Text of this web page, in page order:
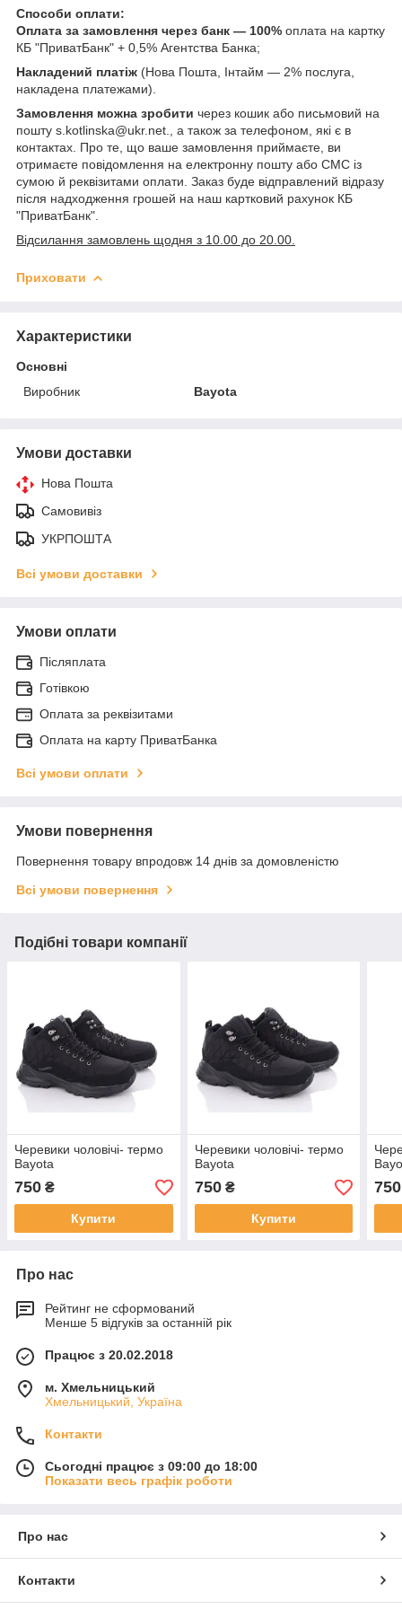
Способи оплати:
Оплата за замовлення через банк — 100% оплата на картку
КБ "ПриватБанк" + 0,5% Агентства Банка;
Накладений платіж (Нова Пошта, Інтайм — 2% послуга,
накладена платежами).
Замовлення можна зробити через кошик або письмовий на
пошту s.kotlinska@ukr.net., а також за телефоном, які є в
контактах. Про те, що ваше замовлення приймаєте, ви
отримаєте повідомлення на електронну пошту або СМС із
сумою й реквізитами оплати. Заказ буде відправлений відразу
після надходження грошей на наш картковий рахунок КБ
"ПриватБанк".
Відсилання замовлень щодня з 10.00 до 20.00.
Приховати
Характеристики
Основні
Виробник
Bayota
Умови доставки
Нова Пошта
Самовивіз
УКРПОШТА
Всі умови доставки
Умови оплати
Післяплата
Готівкою
Оплата за реквізитами
Оплата на карту ПриватБанка
Всі умови оплати
Умови повернення
Повернення товару впродовж 14 днів за домовленістю
Всі умови повернення
Подібні товари компанії
Черевики чоловічі- термо
Bayota
750 ₴
Купити
Черевики чоловічі- термо
Bayota
750₴
Купити
750
Про нас
Рейтинг не сформований
Менше 5 відгуків за останній рік
Працює з 20.02.2018
м. Хмельницький
Хмельницький, Україна
Контакти
Сьогодні працює з 09:00 до 18:00
Показати весь графік роботи
Про нас
Контакти